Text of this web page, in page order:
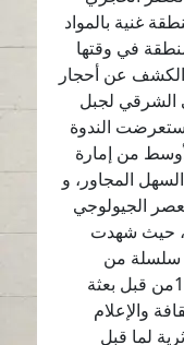
غنية بالمواد
في وقتها
الكشف عن أحجار
لجبل
الندوة
من إمارة
السهل المجاور، و
الجيولوجي
مضت، حيث شهدت
من
الاثرية ابتداء من العام 1995من قبل بعثة
والإعلام
لما قبل